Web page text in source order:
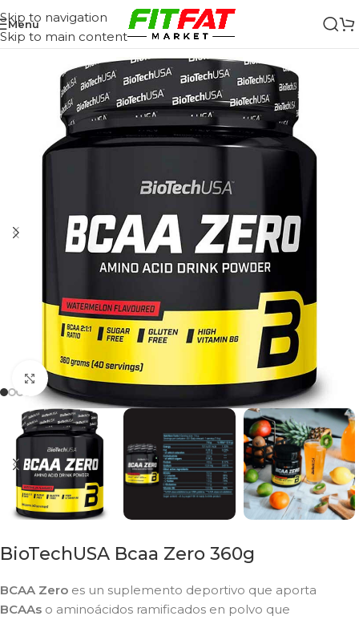
Skip to navigation
Skip to main content
Menu
Click to enlarge
BioTechUSA Bcaa Zero 360g
BCAA Zero es un suplemento deportivo que aporta
BCAAs o aminoácidos ramificados en polvo que